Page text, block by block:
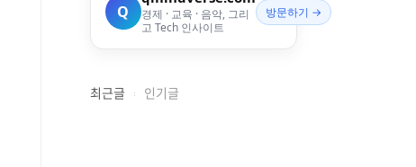
Q
경제 · 교육 · 음악, 그리
고 Tech 인사이트
방문하기 →
최근글 인기글